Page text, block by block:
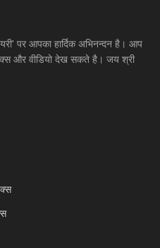
पर आपका हार्दिक अभिनन्दन है। आप
और वीडियो देख सकते है। जय श्री